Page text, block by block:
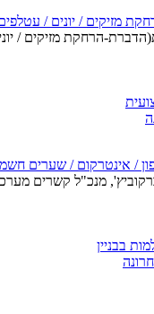
מזיקים / יונים /
הרחקת מזיקים /
/ אינטרקום / שערים
מנכ"ל קשרים